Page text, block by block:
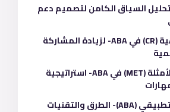
تحليل السياق الكامن لتصميم دعم
الاستجابة الجماعية (CR) في ABA- لزيادة المشاركة
التدريب متعدد الأمثلة (MET) في ABA- استراتيجية
تحليل السلوك التطبيقي (ABA)- الطرق والتقنيات